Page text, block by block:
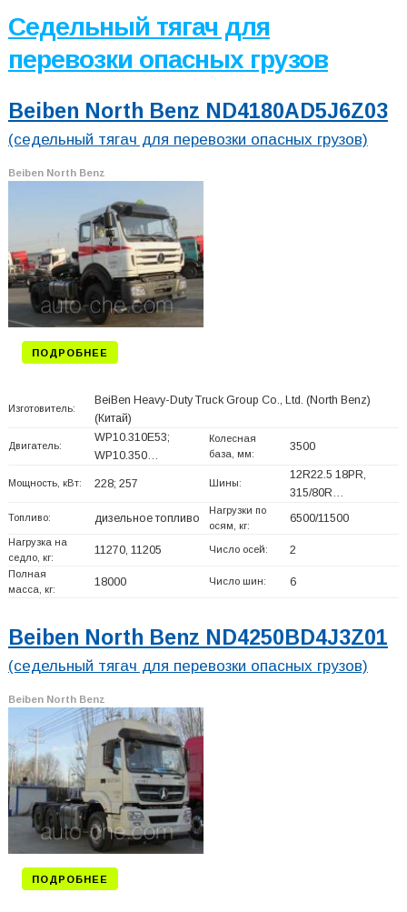
Седельный тягач для
перевозки опасных грузов
Beiben North Benz ND4180AD5J6Z03
(седельный тягач для перевозки опасных грузов)
Beiben North Benz
ПОДРОБНЕЕ
Изготовитель:
BeiBen Heavy-Duty Truck Group Co., Ltd. (North Benz)
(Китай)
Двигатель:
WP10.310E53;
WP10.350…
Колесная
база, мм:
3500
Мощность, кВт: 228; 257 Шины:
12R22.5 18PR,
315/80R…
Топливо: дизельное топливо
Нагрузки по
осям, кг:
6500/11500
Нагрузка на
седло, кг:
11270, 11205 Число осей: 2
Полная
масса, кг:
18000 Число шин: 6
Beiben North Benz ND4250BD4J3Z01
(седельный тягач для перевозки опасных грузов)
Beiben North Benz
ПОДРОБНЕЕ